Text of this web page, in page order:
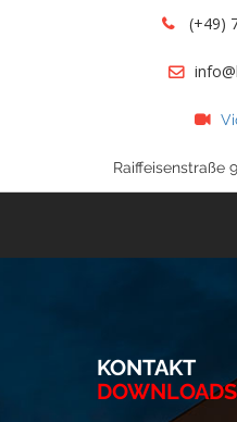
(+49)
Raiffeisenstraße
KONTAKT
DOWNLOADS